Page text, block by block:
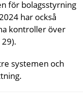
för bolagsstyrning
har också
kontroller över
systemen och